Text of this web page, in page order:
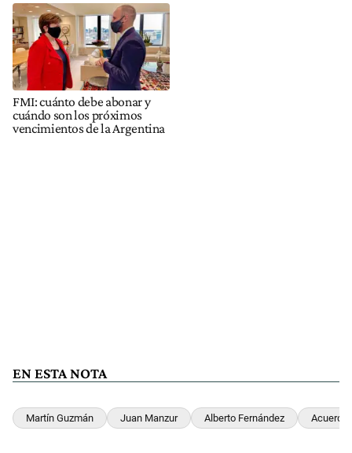
FMI: cuánto debe abonar y
cuándo son los próximos
vencimientos de la Argentina
EN ESTA NOTA
Martín Guzmán Juan Manzur Alberto Fernández Acuerdo